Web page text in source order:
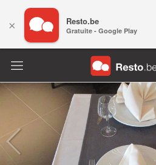
× Resto.be
Gratuite - Google Play